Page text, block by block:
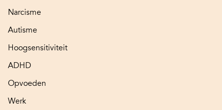
Narcisme
Autisme
Hoogsensitiviteit
ADHD
Opvoeden
Werk